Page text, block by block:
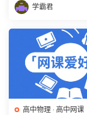
学霸君
高中物理 · 高中网课